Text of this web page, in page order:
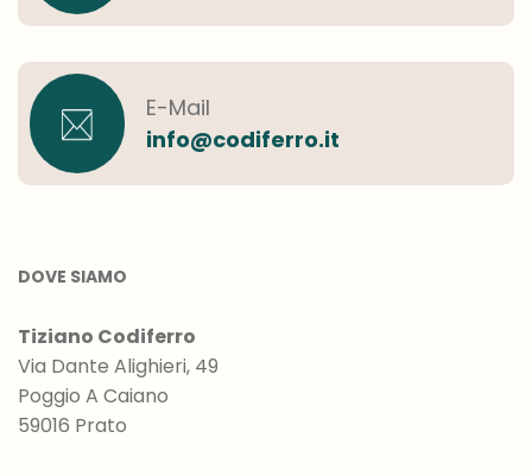
E-Mail
info@codiferro.it
DOVE SIAMO
Tiziano Codiferro
Via Dante Alighieri, 49
Poggio A Caiano
59016 Prato